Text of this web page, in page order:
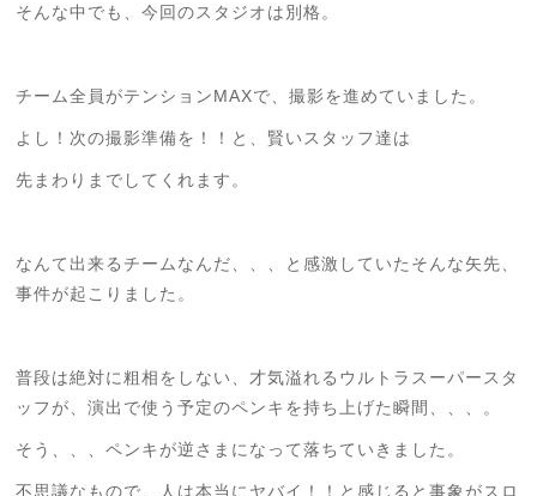
そんな中でも、今回のスタジオは別格。
チーム全員がテンションMAXで、撮影を進めていました。
よし！次の撮影準備を！！と、賢いスタッフ達は
先まわりまでしてくれます。
なんて出来るチームなんだ、、、と感激していた そんな矢先、
事件が起こりました。
普段は絶対に粗相をしない、才気溢れるウルトラスーパースタ
ッフが、演出で使う予定のペンキを持ち上げた瞬間、、、。
そう、、、ペンキが逆さまになって落ちていきました。
不思議なもので、人は本当にヤバイ！！と感じると事象がスロ